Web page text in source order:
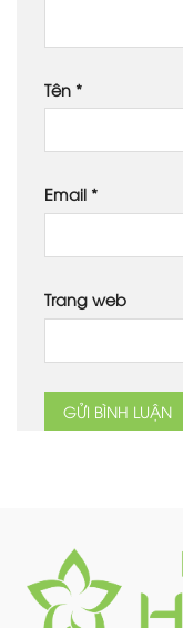
Tên *
Email *
Trang web